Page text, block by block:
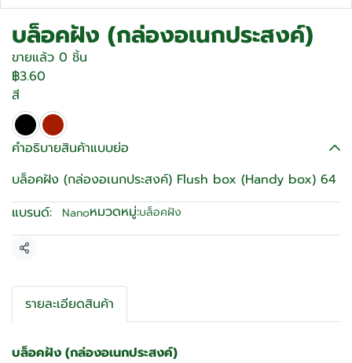
บล็อคฝัง (กล่องอเนกประสงค์)
ขายแล้ว 0 ชิ้น
฿3.60
สี
คำอธิบายสินค้าแบบย่อ
บล็อคฝัง (กล่องอเนกประสงค์) Flush box (Handy box) 64
แบรนด์:
Nanoหมวดหมู่:บล็อคฝัง
แชร์
รายละเอียดสินค้า
บล็อคฝัง (กล่องอเนกประสงค์)